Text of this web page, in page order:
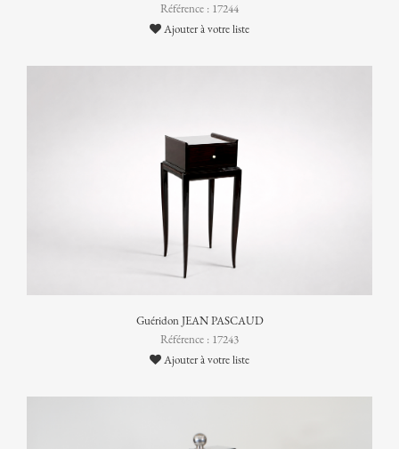
Référence : 17244
Ajouter à votre liste
Guéridon JEAN PASCAUD
Référence : 17243
Ajouter à votre liste